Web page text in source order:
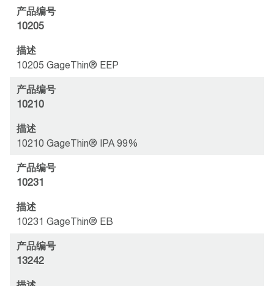
产品编号
10205
描述
10205 GageThin® EEP
产品编号
10210
描述
10210 GageThin® IPA 99%
产品编号
10231
描述
10231 GageThin® EB
产品编号
13242